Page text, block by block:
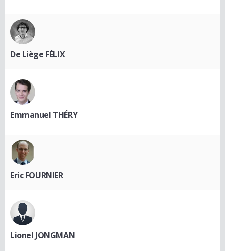
De Liège FÉLIX
Emmanuel THÉRY
Eric FOURNIER
Lionel JONGMAN